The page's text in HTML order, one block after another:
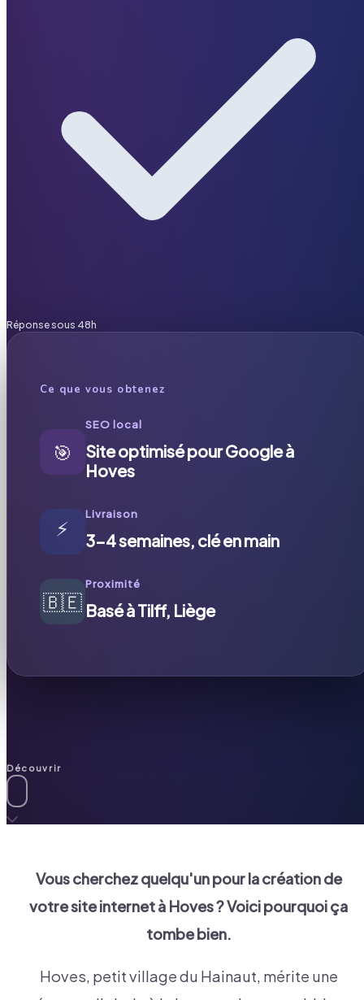
Réponse sous 48h
Ce que vous obtenez
🎯
SEO local
Site optimisé pour Google à
Hoves
⚡
Livraison
3-4 semaines, clé en main
🇧🇪
Proximité
Basé à Tilff, Liège
Découvrir
Vous cherchez quelqu'un pour la création de
votre site internet à Hoves? Voici pourquoi ça
tombe bien.
Hoves, petit village du Hainaut, mérite une